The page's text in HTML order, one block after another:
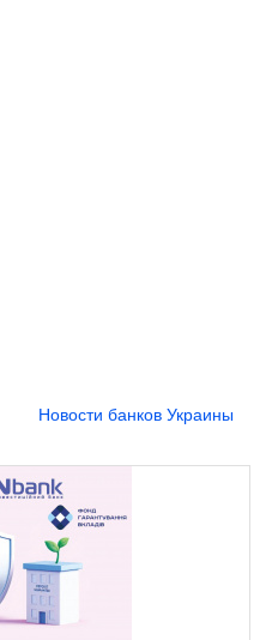
Новости банков Украины